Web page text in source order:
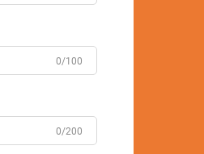
0/100
0/200